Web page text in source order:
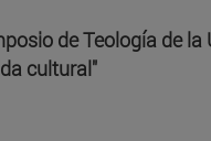
de Teología de
cultural"